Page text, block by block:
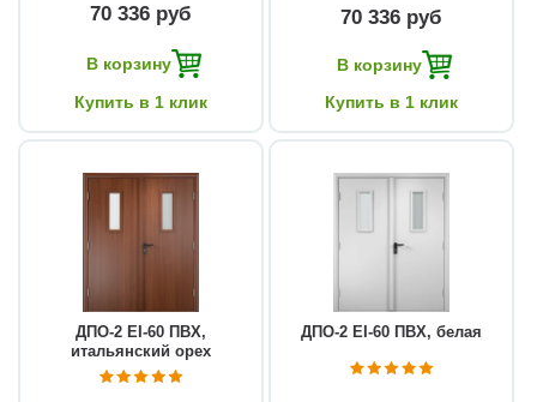
70 336 руб
В корзину
Купить в 1 клик
70 336 руб
В корзину
Купить в 1 клик
ДПО-2 EI-60 ПВХ,
итальянский орех
ДПО-2 EI-60 ПВХ, белая